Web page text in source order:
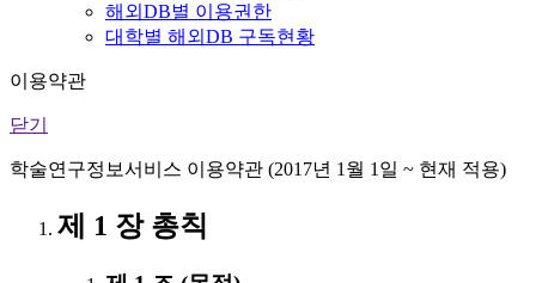
해외DB별 이용권한
대학별 해외DB 구독현황
이용약관
닫기
학술연구정보서비스 이용약관 (2017년 1월 1일 ~ 현재 적용)
제 1 장 총칙